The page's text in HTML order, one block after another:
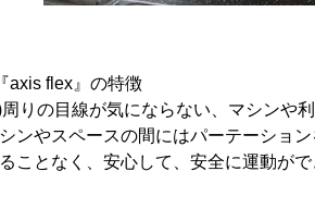
axis flex』の特徴
周りの目線が気にならない、マシンや
ンやスペースの間にはパーテーショ
ことなく、安心して、安全に運動がで